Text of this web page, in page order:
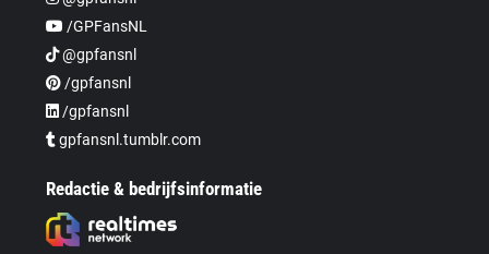
/GPFansNL
@gpfansnl
/gpfansnl
/gpfansnl
gpfansnl.tumblr.com
Redactie & bedrijfsinformatie